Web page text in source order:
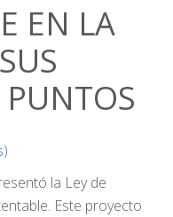
EN LA
la Ley de
Este proyecto